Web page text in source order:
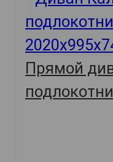
Прямой